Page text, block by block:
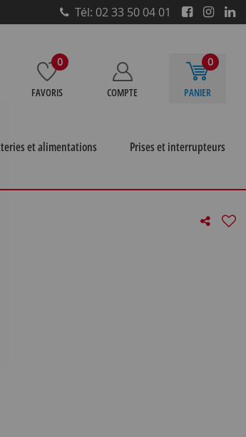
Tél: 02 33 50 04 01
0
FAVORIS COMPTE
0
PANIER
et alimentations
Prises et interrupteurs